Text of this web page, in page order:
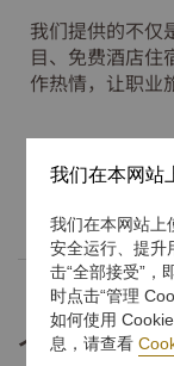
我们提供的不仅
目、免费酒店住
作热情，让职业
个人信息收
我们在本网站
我们在本网站上
安全运行、提升
击“全部接受”，
时点击“管理
如何使用
息，请查看